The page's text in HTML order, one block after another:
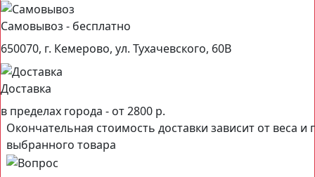
Самовывоз - бесплатно
650070, г. Кемерово, ул. Тухачевского, 60В
Доставка
в пределах города - от 2800 р.
Окончательная стоимость доставки зависит от веса и
выбранного товара